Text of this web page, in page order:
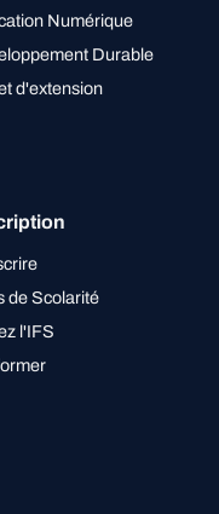
Numérique
Durable
d'extension
de Scolarité
l'IFS